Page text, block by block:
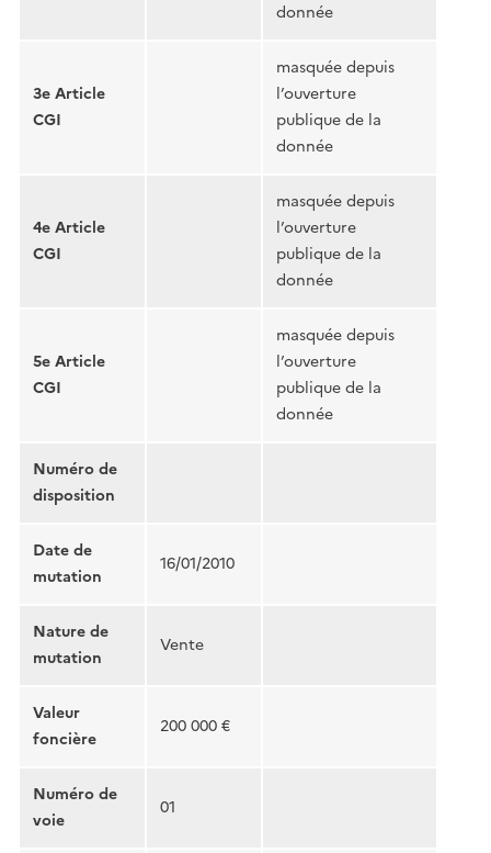
donnée
3e Article
CGI
masquée depuis
l’ouverture
publique de la
donnée
4e Article
CGI
masquée depuis
l’ouverture
publique de la
donnée
5e Article
CGI
masquée depuis
l’ouverture
publique de la
donnée
Numéro de
disposition
Date de
mutation
16/01/2010
Nature de
mutation
Vente
Valeur
foncière
200 000 €
Numéro de
voie
01